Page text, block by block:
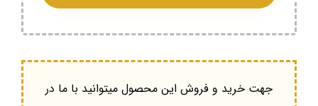
جهت خرید و فروش این محصول میتوانید با ما در